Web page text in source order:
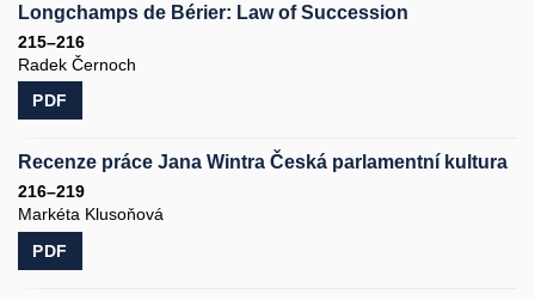
Longchamps de Bérier: Law of Succession
215–216
Radek Černoch
PDF
Recenze práce Jana Wintra Česká parlamentní kultura
216–219
Markéta Klusoňová
PDF